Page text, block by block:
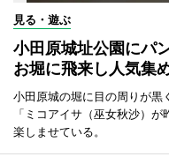
見る・遊ぶ
小田原城址公園にパ
お堀に飛来し人気集
小田原城の堀に目の周りが黒
「ミコアイサ（巫女秋沙）
楽しませている。